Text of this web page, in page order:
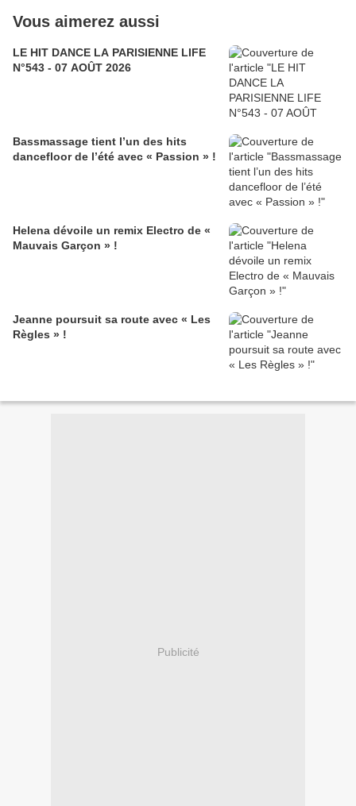
Vous aimerez aussi
LE HIT DANCE LA PARISIENNE LIFE
N°543 - 07 AOÛT 2026
Bassmassage tient l’un des hits
dancefloor de l’été avec « Passion » !
Helena dévoile un remix Electro de «
Mauvais Garçon » !
Jeanne poursuit sa route avec « Les
Règles » !
Publicité